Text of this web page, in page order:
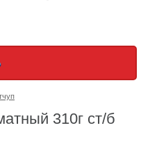
310г ст/б